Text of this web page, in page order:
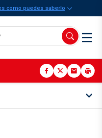
como puedes saberlo